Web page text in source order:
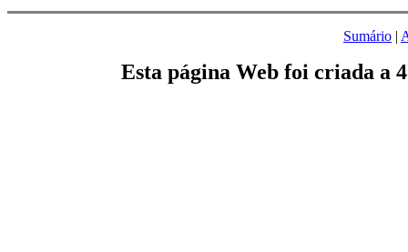
Sumário |
Esta página Web foi criada a